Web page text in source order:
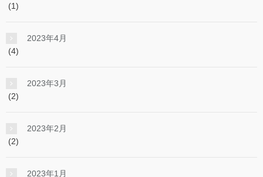
(1)
2023年4月
(4)
2023年3月
(2)
2023年2月
(2)
2023年1月